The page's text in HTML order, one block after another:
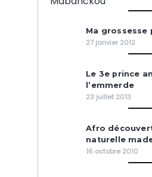
Ma grossesse
27 janvier 2012
Le 3e prince
l’emmerde
23 juillet 2013
Afro
naturelle
16 octobre 2010